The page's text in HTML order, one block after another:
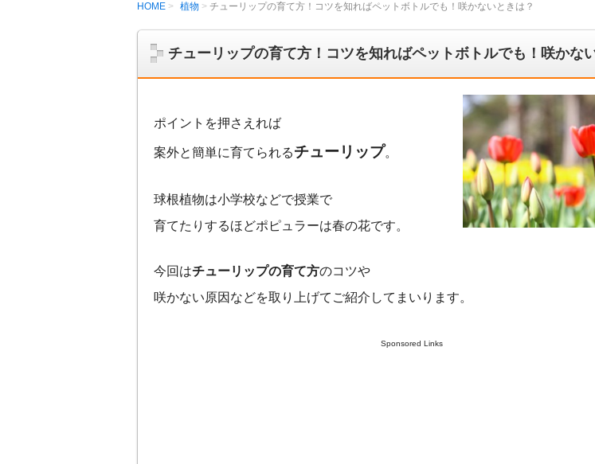
HOME 植物 チューリップの育て方！コツを知ればペットボトルでも！咲かないときは？
チューリップの育て方！コツを知ればペットボトルでも！咲かな
ポイントを押さえれば
案外と簡単に育てられるチューリップ。
球根植物は小学校などで授業で
育てたりするほどポピュラーは春の花です。
今回はチューリップの育て方のコツや
咲かない原因などを取り上げてご紹介してまいります。
Sponsored Links